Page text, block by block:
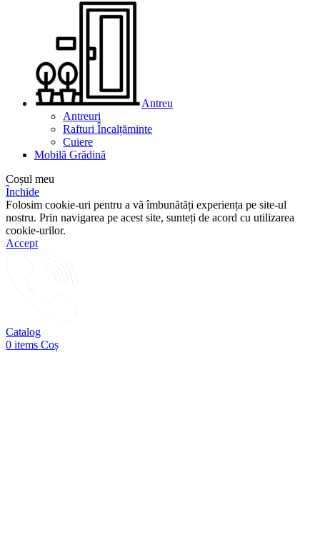
Antreu
Antreuri
Rafturi Încalțăminte
Cuiere
Mobilă Grădină
Coșul meu
Închide
Folosim cookie-uri pentru a vă îmbunătăți experiența pe site-ul
nostru. Prin navigarea pe acest site, sunteți de acord cu utilizarea
cookie-urilor.
Accept
Catalog
0 items Coș